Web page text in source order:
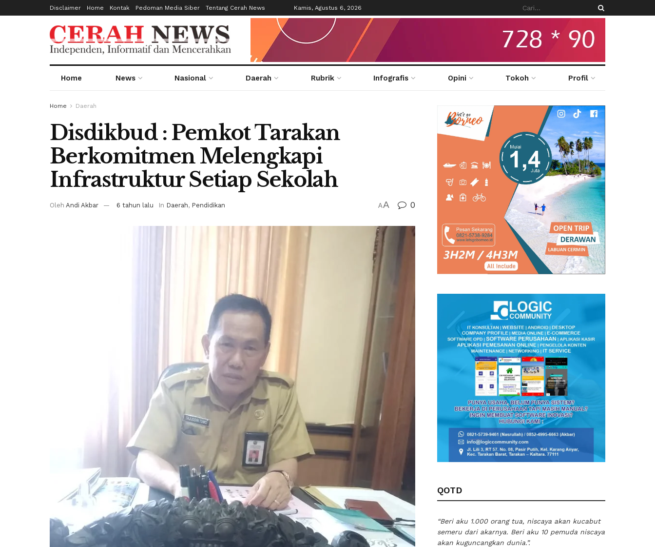
Disclaimer Home Kontak Pedoman Media Siber Tentang Cerah News Kamis, Agustus 6, 2026
Home News Nasional Daerah Rubrik Infografis Opini Tokoh Profil
Home Daerah
Disdikbud : Pemkot Tarakan
Berkomitmen Melengkapi
Infrastruktur Setiap Sekolah
Oleh Andi Akbar 6 tahun lalu In Daerah, Pendidikan AA 0
QOTD
“Beri aku 1.000 orang tua, niscaya akan kucabut
semeru dari akarnya. Beri aku 10 pemuda niscaya
akan kuguncangkan dunia.”.